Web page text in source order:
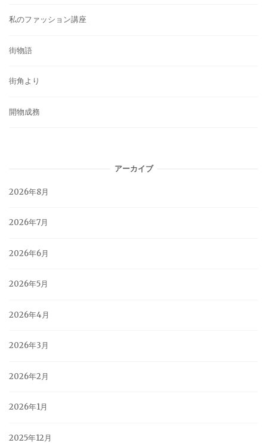
私のファッション講座
街物語
街角より
開物成務
アーカイブ
2026年8月
2026年7月
2026年6月
2026年5月
2026年4月
2026年3月
2026年2月
2026年1月
2025年12月